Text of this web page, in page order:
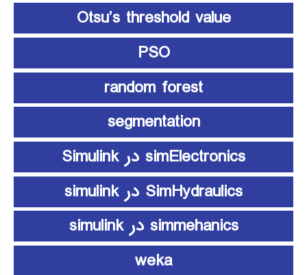
Otsu’s threshold value
PSO
random forest
segmentation
simElectronics در Simulink
SimHydraulics در simulink
simmehanics در simulink
weka